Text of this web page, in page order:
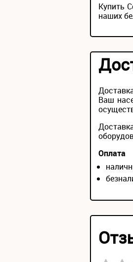
Купить
наших
Ваш
Оплата